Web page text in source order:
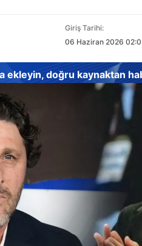
Giriş Tarihi:
06 Haziran 2026
ekleyin, doğru kaynaktan